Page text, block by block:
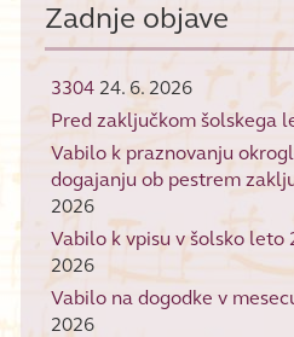
Zadnje objave
3304 24. 6. 2026
Pred zaključkom šolskega
Vabilo k praznovanju
dogajanju ob pestrem
2026
Vabilo k vpisu v šolsko leto
2026
Vabilo na dogodke v
2026